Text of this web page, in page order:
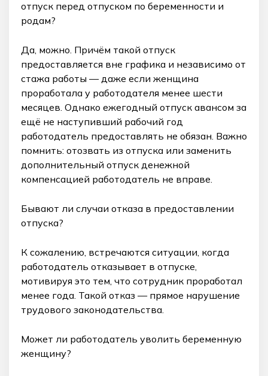
отпуск перед отпуском по беременности и
родам?
Да, можно. Причём такой отпуск
предоставляется вне графика и независимо от
стажа работы — даже если женщина
проработала у работодателя менее шести
месяцев. Однако ежегодный отпуск авансом за
ещё не наступивший рабочий год
работодатель предоставлять не обязан. Важно
помнить: отозвать из отпуска или заменить
дополнительный отпуск денежной
компенсацией работодатель не вправе.
Бывают ли случаи отказа в предоставлении
отпуска?
К сожалению, встречаются ситуации, когда
работодатель отказывает в отпуске,
мотивируя это тем, что сотрудник проработал
менее года. Такой отказ — прямое нарушение
трудового законодательства.
Может ли работодатель уволить беременную
женщину?